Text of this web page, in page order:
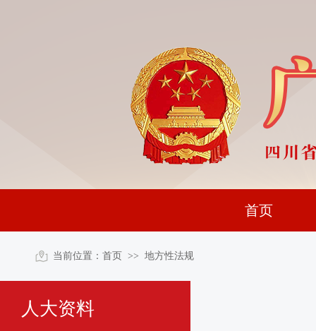
首页
当前位置： 首页 >> 地方性法规
人大资料